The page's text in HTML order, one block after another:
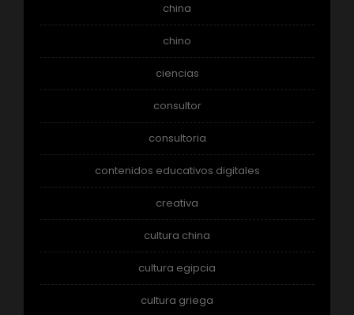
china
chino
ciencias
consultor
consultoria
contenidos educativos digitales
creativa
cultura china
cultura egipcia
cultura griega